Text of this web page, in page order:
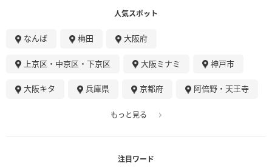
人気スポット
なんば 梅田 大阪府
上京区・中京区・下京区 大阪ミナミ 神戸市
大阪キタ 兵庫県 京都府 阿倍野・天王寺
もっと見る
注目ワード